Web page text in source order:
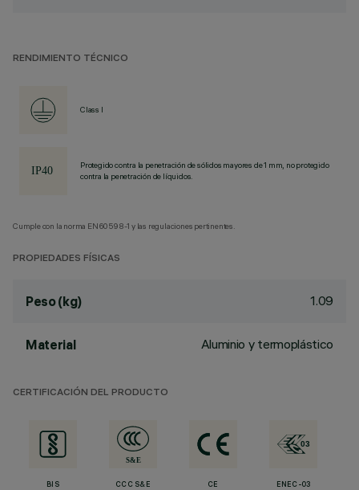
RENDIMIENTO TÉCNICO
Class I
Protegido contra la penetración de sólidos mayores de 1 mm, no protegido
contra la penetración de líquidos.
Cumple con la norma EN60598-1 y las regulaciones pertinentes.
PROPIEDADES FÍSICAS
Peso (kg) 1.09
Material Aluminio y termoplástico
CERTIFICACIÓN DEL PRODUCTO
BIS CCC S&E CE ENEC-03